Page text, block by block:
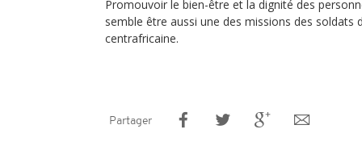
Promouvoir le bien-être et la dignité des
semble être aussi une des missions des soldats
centrafricaine.
Partager